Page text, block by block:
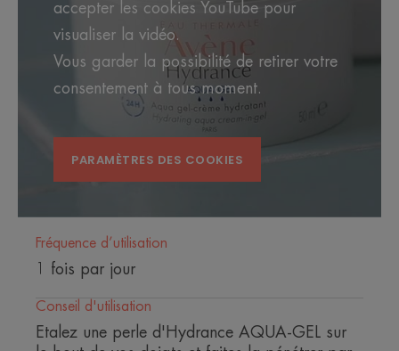
accepter les cookies YouTube pour
visualiser la vidéo.
Vous garder la possibilité de retirer votre
consentement à tous moment.
PARAMÈTRES DES COOKIES
Fréquence d’utilisation
1 fois par jour
Conseil d'utilisation
Etalez une perle d'Hydrance AQUA-GEL sur